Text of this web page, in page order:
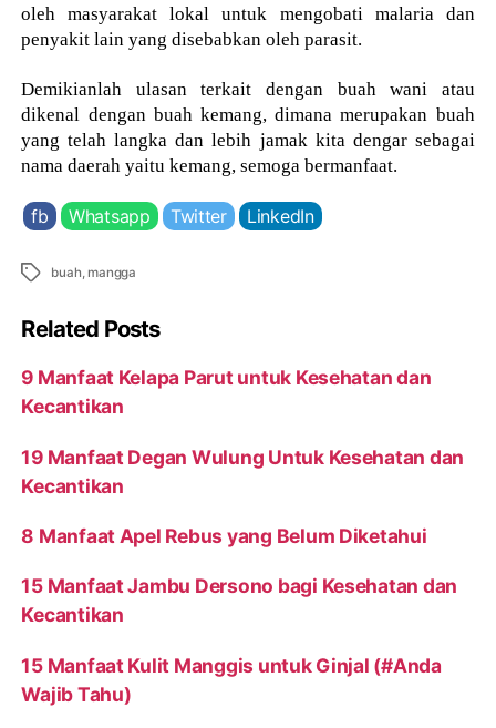
oleh masyarakat lokal untuk mengobati malaria dan
penyakit lain yang disebabkan oleh parasit.
Demikianlah ulasan terkait dengan buah wani atau
dikenal dengan buah kemang, dimana merupakan buah
yang telah langka dan lebih jamak kita dengar sebagai
nama daerah yaitu kemang, semoga bermanfaat.
fb Whatsapp Twitter LinkedIn
Tags buah ,mangga
Related Posts
9 Manfaat Kelapa Parut untuk Kesehatan dan
Kecantikan
19 Manfaat Degan Wulung Untuk Kesehatan dan
Kecantikan
8 Manfaat Apel Rebus yang Belum Diketahui
15 Manfaat Jambu Dersono bagi Kesehatan dan
Kecantikan
15 Manfaat Kulit Manggis untuk Ginjal (#Anda
Wajib Tahu)